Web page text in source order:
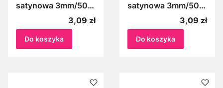
satynowa 3mm/50m
POMARAŃCZ 005N
Cena
3,09 zł
Do koszyka
satynowa 3mm/50m
NEONOWY RÓŻ
006N
Cena
3,09 zł
Do koszyka